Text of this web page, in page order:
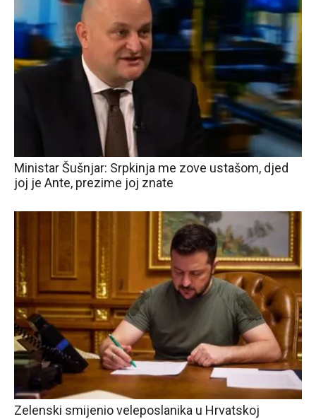
Ministar Šušnjar: Srpkinja me zove ustašom, djed
joj je Ante, prezime joj znate
Zelenski smijenio veleposlanika u Hrvatskoj